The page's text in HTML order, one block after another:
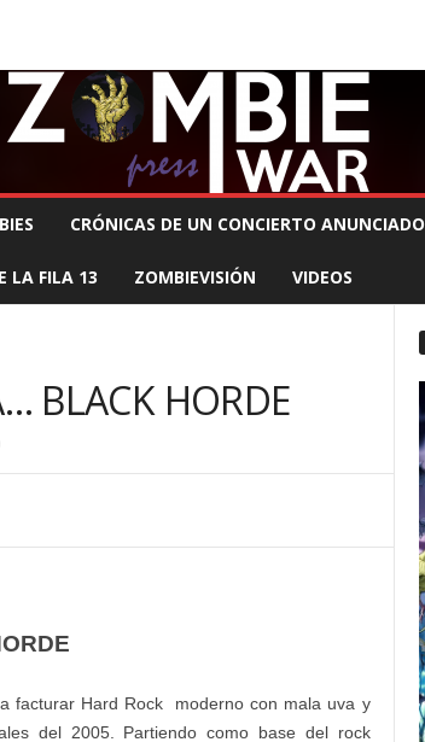
CRÓNICAS DE UN CONCIERTO ANUNCIADO
LA FILA 13 ZOMBIEVISIÓN VIDEOS
BLACK HORDE
facturar Hard Rock
moderno con mala uva y
del 2005. Partiendo como base del rock